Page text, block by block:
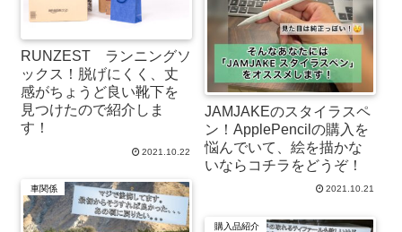
RUNZEST ランニングソ
ックス！脱げにくく、丈
感がちょうど良い靴下を
見つけたので紹介しま
す！
2021.10.22
JAMJAKEのスタイラスペ
ン！ApplePencilの購入を
悩んでいて、絵を描かな
いならコチラをどうぞ！
2021.10.21
車関係
購入品紹介